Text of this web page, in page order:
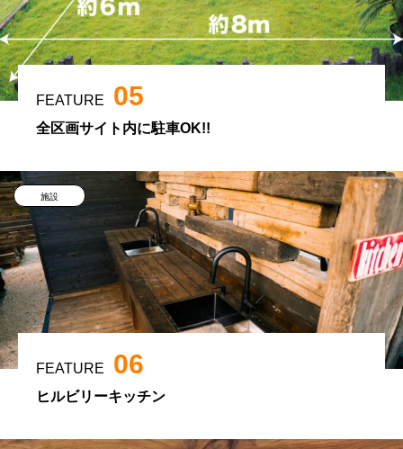
FEATURE 05
全区画サイト内に駐車OK!!
施設
FEATURE 06
ヒルビリーキッチン